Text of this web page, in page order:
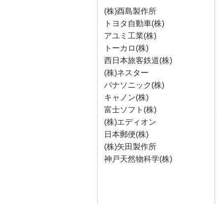
(株)酉島製作所
トヨタ自動車(株)
アユミ工業(株)
トーカロ(株)
西日本旅客鉄道(株)
(株)ネスター
パナソニック(株)
キャノン(株)
富士ソフト(株)
(株)エディオン
日本郵便(株)
(株)矢田製作所
神戸天然物科学(株)